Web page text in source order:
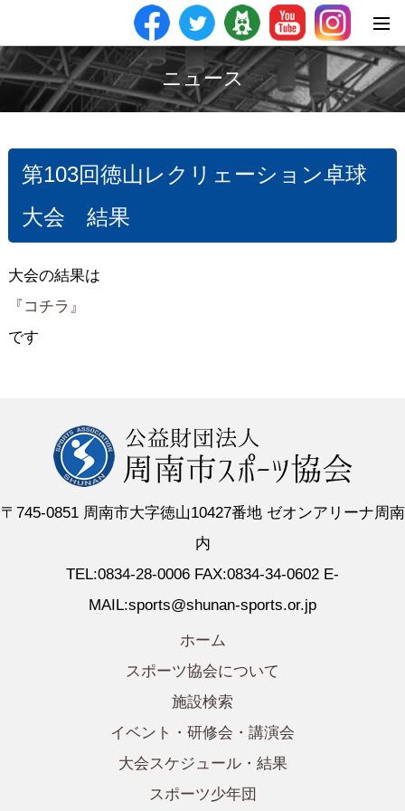
ニュース
第103回徳山レクリェーション卓球
大会 結果
大会の結果は
『コチラ』
です
〒745-0851 周南市大字徳山10427番地 ゼオンアリーナ周南
内
TEL:0834-28-0006 FAX:0834-34-0602 E-
MAIL:sports@shunan-sports.or.jp
ホーム
スポーツ協会について
施設検索
イベント・研修会・講演会
大会スケジュール・結果
スポーツ少年団